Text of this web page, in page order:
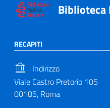
Biblioteca
RECAPITI
Indirizzo
Viale Castro Pretorio 105
00185, Roma